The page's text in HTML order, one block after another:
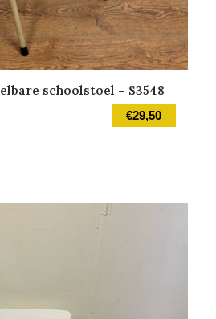
schoolstoel – S3548
€29,50